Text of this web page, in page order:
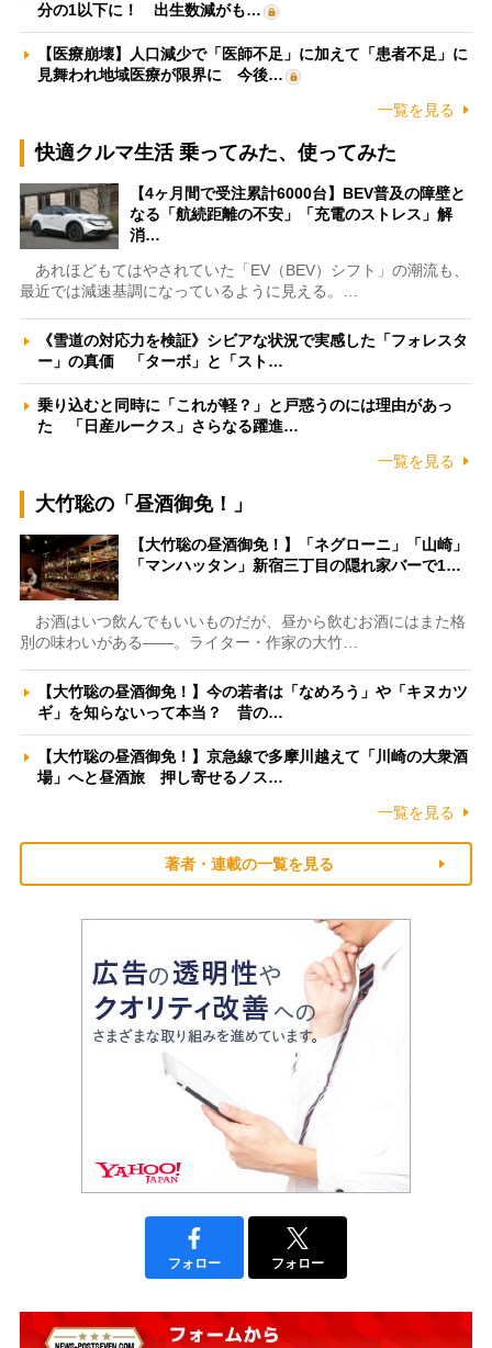
分の1以下に！ 出生数減がも…
【医療崩壊】人口減少で「医師不足」に加えて「患者不足」に
見舞われ地域医療が限界に 今後…
一覧を見る
快適クルマ生活 乗ってみた、使ってみた
【4ヶ月間で受注累計6000台】BEV普及の障壁と
なる「航続距離の不安」「充電のストレス」解
消…
あれほどもてはやされていた「EV（BEV）シフト」の潮流も、
最近では減速基調になっているように見える。…
《雪道の対応力を検証》シビアな状況で実感した「フォレスタ
ー」の真価 「ターボ」と「スト…
乗り込むと同時に「これが軽？」と戸惑うのには理由があっ
た 「日産ルークス」さらなる躍進…
一覧を見る
大竹聡の「昼酒御免！」
【大竹聡の昼酒御免！】「ネグローニ」「山崎」
「マンハッタン」新宿三丁目の隠れ家バーで1…
お酒はいつ飲んでもいいものだが、昼から飲むお酒にはまた格
別の味わいがある――。ライター・作家の大竹…
【大竹聡の昼酒御免！】今の若者は「なめろう」や「キヌカツ
ギ」を知らないって本当？ 昔の…
【大竹聡の昼酒御免！】京急線で多摩川越えて「川崎の大衆酒
場」へと昼酒旅 押し寄せるノス…
一覧を見る
著者・連載の一覧を見る
フォロー フォロー